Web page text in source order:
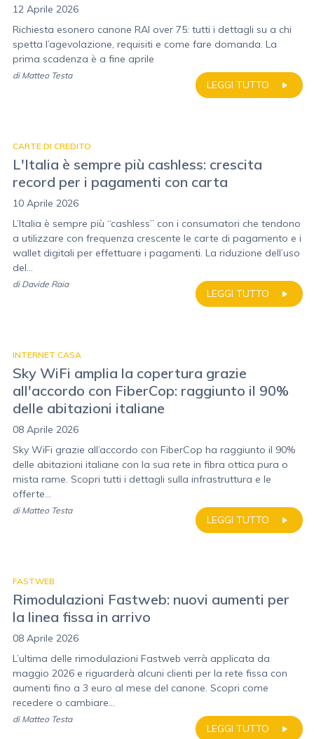
12 Aprile 2026
Richiesta esonero canone RAI over 75: tutti i dettagli su a chi
spetta l’agevolazione, requisiti e come fare domanda. La
prima scadenza è a fine aprile
LEGGI TUTTO
di Matteo Testa
CARTE DI CREDITO
L'Italia è sempre più cashless: crescita
record per i pagamenti con carta
10 Aprile 2026
L’Italia è sempre più “cashless” con i consumatori che tendono
a utilizzare con frequenza crescente le carte di pagamento e i
wallet digitali per effettuare i pagamenti. La riduzione dell’uso
del...
LEGGI TUTTO
di Davide Raia
INTERNET CASA
Sky WiFi amplia la copertura grazie
all'accordo con FiberCop: raggiunto il 90%
delle abitazioni italiane
08 Aprile 2026
Sky WiFi grazie all’accordo con FiberCop ha raggiunto il 90%
delle abitazioni italiane con la sua rete in fibra ottica pura o
mista rame. Scopri tutti i dettagli sulla infrastruttura e le
offerte...
LEGGI TUTTO
di Matteo Testa
FASTWEB
Rimodulazioni Fastweb: nuovi aumenti per
la linea fissa in arrivo
08 Aprile 2026
L’ultima delle rimodulazioni Fastweb verrà applicata da
maggio 2026 e riguarderà alcuni clienti per la rete fissa con
aumenti fino a 3 euro al mese del canone. Scopri come
recedere o cambiare...
LEGGI TUTTO
di Matteo Testa